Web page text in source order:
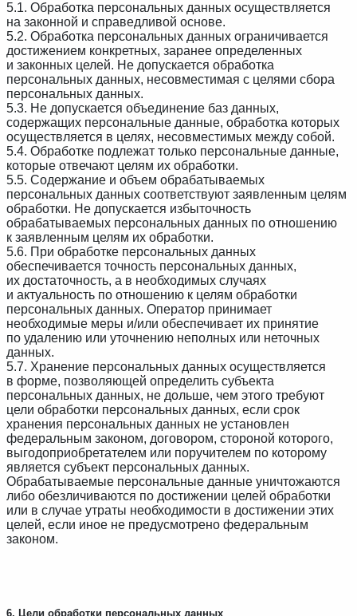
5.1. Обработка персональных данных осуществляется
на законной и справедливой основе.
5.2. Обработка персональных данных ограничивается
достижением конкретных, заранее определенных
и законных целей. Не допускается обработка
персональных данных, несовместимая с целями сбора
персональных данных.
5.3. Не допускается объединение баз данных,
содержащих персональные данные, обработка которых
осуществляется в целях, несовместимых между собой.
5.4. Обработке подлежат только персональные данные,
которые отвечают целям их обработки.
5.5. Содержание и объем обрабатываемых
персональных данных соответствуют заявленным целям
обработки. Не допускается избыточность
обрабатываемых персональных данных по отношению
к заявленным целям их обработки.
5.6. При обработке персональных данных
обеспечивается точность персональных данных,
их достаточность, а в необходимых случаях
и актуальность по отношению к целям обработки
персональных данных. Оператор принимает
необходимые меры и/или обеспечивает их принятие
по удалению или уточнению неполных или неточных
данных.
5.7. Хранение персональных данных осуществляется
в форме, позволяющей определить субъекта
персональных данных, не дольше, чем этого требуют
цели обработки персональных данных, если срок
хранения персональных данных не установлен
федеральным законом, договором, стороной которого,
выгодоприобретателем или поручителем по которому
является субъект персональных данных.
Обрабатываемые персональные данные уничтожаются
либо обезличиваются по достижении целей обработки
или в случае утраты необходимости в достижении этих
целей, если иное не предусмотрено федеральным
законом.
6. Цели обработки персональных данных